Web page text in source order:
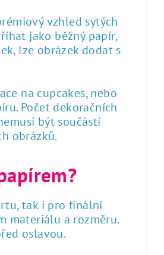
vzhled sytých
jako běžný papír,
lze obrázek dodat s
na cupcakes, nebo
Počet dekoračních
být součástí
obrázků.
tak i pro finální
materiálu a rozměru.
oslavou.